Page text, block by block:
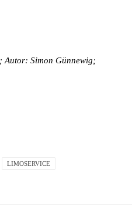
; Autor: Simon Günnewig;
LIMOSERVICE